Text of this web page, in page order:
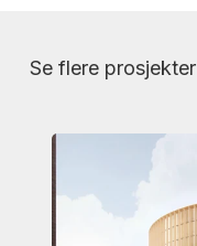
Se flere prosjekter